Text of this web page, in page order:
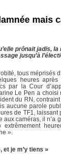
mais
prônait jadis,
jusqu’à
tous méprisés
heures
par la Cour
Le Pen a choisi
du RN,
aucune parole
de TF1, laissant
aux caméras, il n’a
».
et je m’y tiens »